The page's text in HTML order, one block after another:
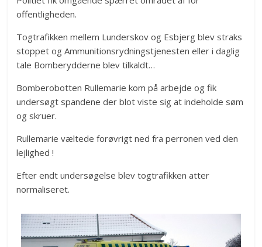
offentligheden.
Togtrafikken mellem Lunderskov og Esbjerg blev straks
stoppet og Ammunitionsrydningstjenesten eller i daglig
tale Bomberydderne blev tilkaldt…
Bomberobotten Rullemarie kom på arbejde og fik
undersøgt spandene der blot viste sig at indeholde søm
og skruer.
Rullemarie væltede forøvrigt ned fra perronen ved den
lejlighed !
Efter endt undersøgelse blev togtrafikken atter
normaliseret.